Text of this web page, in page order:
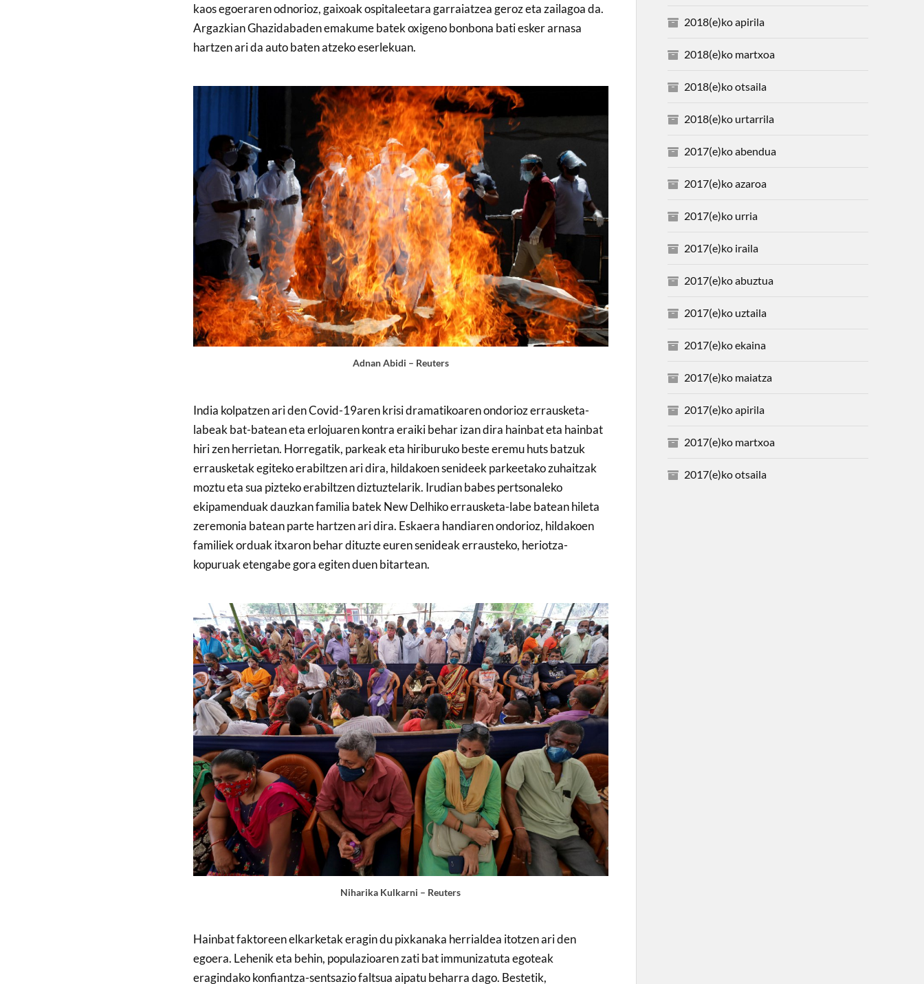
kaos egoeraren odnorioz, gaixoak ospitaleetara garraiatzea geroz eta zailagoa da.
Argazkian Ghazidabaden emakume batek oxigeno bonbona bati esker arnasa
hartzen ari da auto baten atzeko eserlekuan.
Adnan Abidi – Reuters
India kolpatzen ari den Covid-19aren krisi dramatikoaren ondorioz errausketa-
labeak bat-batean eta erlojuaren kontra eraiki behar izan dira hainbat eta hainbat
hiri zen herrietan. Horregatik, parkeak eta hiriburuko beste eremu huts batzuk
errausketak egiteko erabiltzen ari dira, hildakoen senideek parkeetako zuhaitzak
moztu eta sua pizteko erabiltzen diztuztelarik. Irudian babes pertsonaleko
ekipamenduak dauzkan familia batek New Delhiko errausketa-labe batean hileta
zeremonia batean parte hartzen ari dira. Eskaera handiaren ondorioz, hildakoen
familiek orduak itxaron behar dituzte euren senideak errausteko, heriotza-
kopuruak etengabe gora egiten duen bitartean.
Niharika Kulkarni – Reuters
Hainbat faktoreen elkarketak eragin du pixkanaka herrialdea itotzen ari den
egoera. Lehenik eta behin, populazioaren zati bat immunizatuta egoteak
eragindako konfiantza-sentsazio faltsua aipatu beharra dago. Bestetik,
2018(e)ko apirila
2018(e)ko martxoa
2018(e)ko otsaila
2018(e)ko urtarrila
2017(e)ko abendua
2017(e)ko azaroa
2017(e)ko urria
2017(e)ko iraila
2017(e)ko abuztua
2017(e)ko uztaila
2017(e)ko ekaina
2017(e)ko maiatza
2017(e)ko apirila
2017(e)ko martxoa
2017(e)ko otsaila